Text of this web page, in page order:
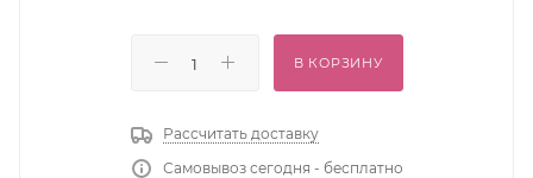
В КОРЗИНУ
Рассчитать доставку
Самовывоз сегодня - бесплатно